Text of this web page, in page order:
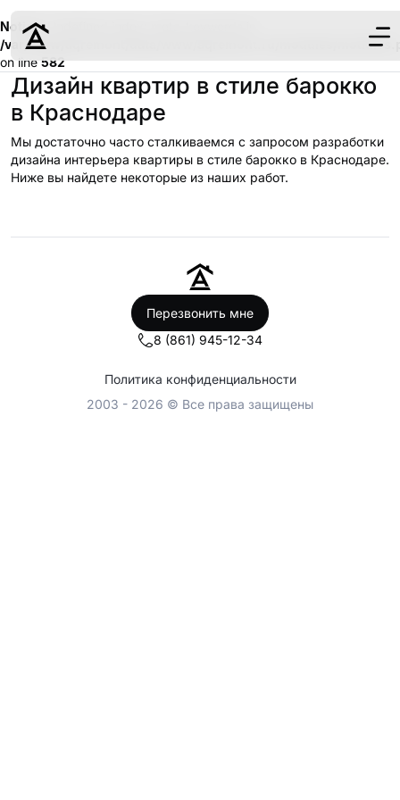
Notice: Undefined index: meta_keywords in
/var/www/aqremont/data/www/aqremont.ru/modules/
on line582
Дизайн
Ремонт
Наши работы
О нас
Контакты
г. Краснодар
34
Дизайн квартир в стиле барокко
в Краснодаре
Мы достаточно часто сталкиваемся с запросом разработки
дизайна интерьера квартиры в стиле барокко в Краснодаре.
Ниже вы найдете некоторые из наших работ.
Перезвонить мне
8 (861) 945-12-34
Политика конфиденциальности
2003 - 2026 © Все права защищены